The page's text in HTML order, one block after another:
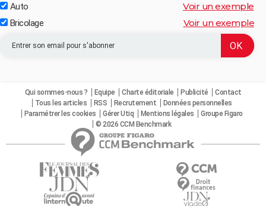
Auto Voir un exemple
Bricolage Voir un exemple
Qui sommes-nous ? Equipe Charte éditoriale Publicité
Contact
Tous les articles
RSS Recrutement
Données personnelles
Paramétrer les cookies
Gérer Utiq Mentions légales
Groupe Figaro
© 2026 CCM Benchmark